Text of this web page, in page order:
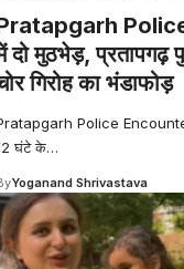
दो मुठभेड़, प्रतापगढ़
गिरोह का भंडाफोड़
Police
घंटे के…
Yoganand Shrivastava